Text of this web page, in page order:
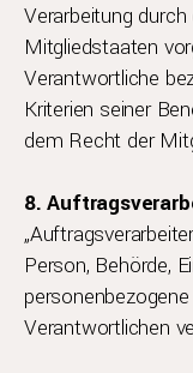
Verarbeitung
Mitgliedstaaten
Verantwortliche
Kriterien seiner
dem Recht der
8.
Person, Behörde,
Verantwortlichen